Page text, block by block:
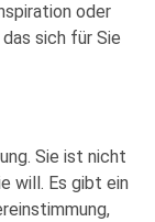
oder
sich für Sie
Sie ist nicht
will. Es gibt ein